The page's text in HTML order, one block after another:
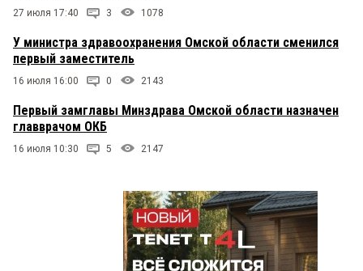
27 июля 17:40 3 1078
У министра здравоохранения Омской области сменился
первый заместитель
16 июля 16:00 0 2143
Первый замглавы Минздрава Омской области назначен
главврачом ОКБ
16 июля 10:30 5 2147